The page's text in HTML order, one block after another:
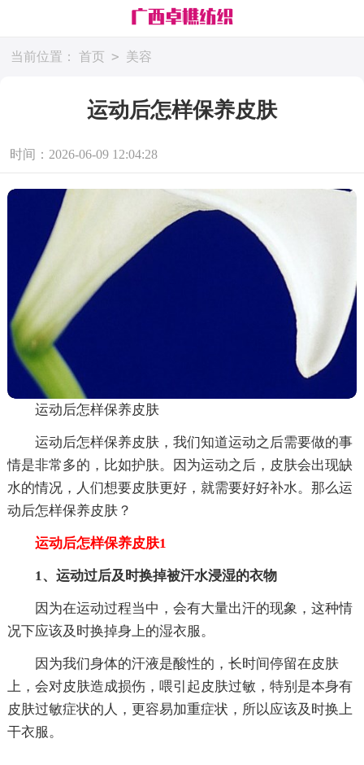
当前位置： 首页 > 美容
运动后怎样保养皮肤
时间：2026-06-09 12:04:28
运动后怎样保养皮肤
运动后怎样保养皮肤，我们知道运动之后需要做的事
情是非常多的，比如护肤。因为运动之后，皮肤会出现缺
水的情况，人们想要皮肤更好，就需要好好补水。那么运
动后怎样保养皮肤？
运动后怎样保养皮肤1
1、运动过后及时换掉被汗水浸湿的衣物
因为在运动过程当中，会有大量出汗的现象，这种情
况下应该及时换掉身上的湿衣服。
因为我们身体的汗液是酸性的，长时间停留在皮肤
上，会对皮肤造成损伤，喂引起皮肤过敏，特别是本身有
皮肤过敏症状的人，更容易加重症状，所以应该及时换上
干衣服。